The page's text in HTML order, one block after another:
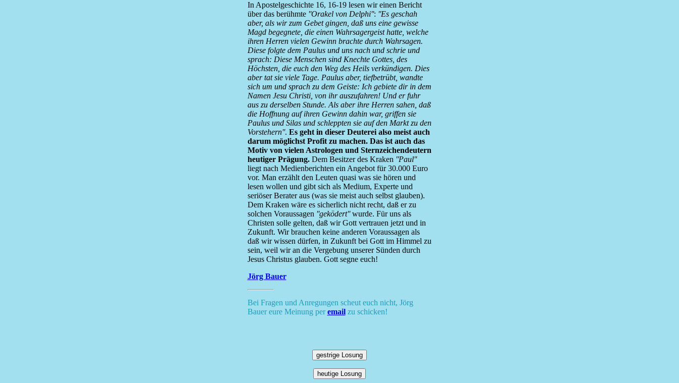
In Apostelgeschichte 16, 16-19 lesen wir einen Bericht
über das berühmte ''Orakel von Delphi'': ''Es geschah
aber, als wir zum Gebet gingen, daß uns eine gewisse
Magd begegnete, die einen Wahrsagergeist hatte, welche
ihren Herren vielen Gewinn brachte durch Wahrsagen.
Diese folgte dem Paulus und uns nach und schrie und
sprach: Diese Menschen sind Knechte Gottes, des
Höchsten, die euch den Weg des Heils verkündigen. Dies
aber tat sie viele Tage. Paulus aber, tiefbetrübt, wandte
sich um und sprach zu dem Geiste: Ich gebiete dir in dem
Namen Jesu Christi, von ihr auszufahren! Und er fuhr
aus zu derselben Stunde. Als aber ihre Herren sahen, daß
die Hoffnung auf ihren Gewinn dahin war, griffen sie
Paulus und Silas und schleppten sie auf den Markt zu den
Vorstehern''. Es geht in dieser Deuterei also meist auch
darum möglichst Profit zu machen. Das ist auch das
Motiv von vielen Astrologen und Sternzeichendeutern
heutiger Prägung.Dem Besitzer des Kraken ''Paul''
liegt nach Medienberichten ein Angebot für 30.000 Euro
vor. Man erzählt den Leuten quasi was sie hören und
lesen wollen und gibt sich als Medium, Experte und
seriöser Berater aus (was sie meist auch selbst glauben).
Dem Kraken wäre es sicherlich nicht recht, daß er zu
solchen Voraussagen ''geködert''wurde. Für uns als
Christen solle gelten, daß wir Gott vertrauen jetzt und in
Zukunft. Wir brauchen keine anderen Voraussagen als
daß wir wissen dürfen, in Zukunft bei Gott im Himmel zu
sein, weil wir an die Vergebung unserer Sünden durch
Jesus Christus glauben. Gott segne euch!
Jörg Bauer
Bei Fragen und Anregungen scheut euch nicht, Jörg
Bauer eure Meinung peremailzu schicken!
gestrige Losung
heutige Losung